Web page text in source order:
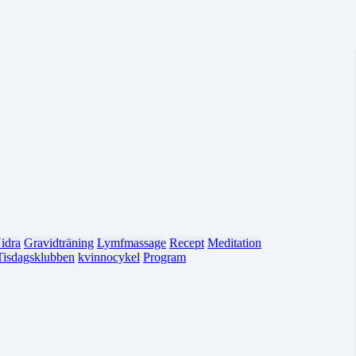
Gravidträning Lymfmassage Recept Meditation
kvinnocykel Program